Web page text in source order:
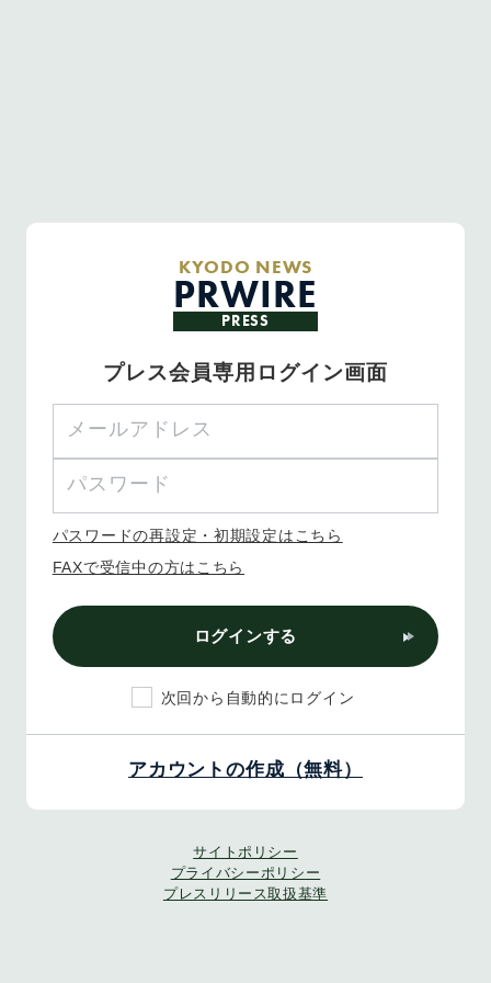
KYODO NEWS
PRWIRE
PRESS
プレス会員専用ログイン画面
パスワードの再設定・初期設定はこちら
FAXで受信中の方はこちら
ログインする
次回から自動的にログイン
アカウントの作成（無料）
サイトポリシー
プライバシーポリシー
プレスリリース取扱基準